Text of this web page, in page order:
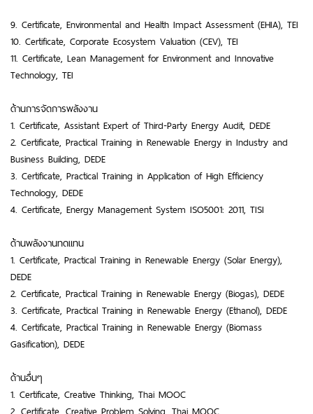
9. Certificate, Environmental and Health Impact Assessment (EHIA), TEI
10. Certificate, Corporate Ecosystem Valuation (CEV), TEI
11. Certificate, Lean Management for Environment and Innovative
Technology, TEI
ด้านการจัดการพลังงาน
1. Certificate, Assistant Expert of Third-Party Energy Audit, DEDE
2. Certificate, Practical Training in Renewable Energy in Industry and
Business Building, DEDE
3. Certificate, Practical Training in Application of High Efficiency
Technology, DEDE
4. Certificate, Energy Management System ISO5001: 2011, TISI
ด้านพลังงานทดแทน
1. Certificate, Practical Training in Renewable Energy (Solar Energy),
DEDE
2. Certificate, Practical Training in Renewable Energy (Biogas), DEDE
3. Certificate, Practical Training in Renewable Energy (Ethanol), DEDE
4. Certificate, Practical Training in Renewable Energy (Biomass
Gasification), DEDE
ด้านอื่นๆ
1. Certificate, Creative Thinking, Thai MOOC